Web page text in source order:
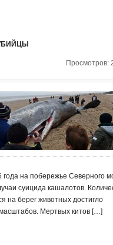
Просмотров:
года на побережье Северного
суицида кашалотов.
на берег животных достигло
Мертвых китов […]